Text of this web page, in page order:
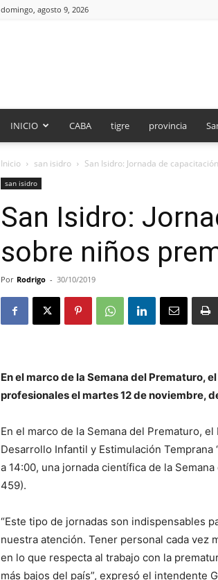
domingo, agosto 9, 2026
INICIO CABA tigre provincia
Inicio san isidro San Isidro: Jornada de
san isidro
San Isidro:
sobre niños
Por Rodrigo - 30/10/2019
En el marco de la Semana del Prematuro,
profesionales el martes 12 de noviembre,
En el marco de la Semana del Prematuro,
Desarrollo Infantil y Estimulación Temprana
a 14:00, una jornada científica de la
459).
“Este tipo de jornadas son indispensables
nuestra atención. Tener personal cada vez
en lo que respecta al trabajo con la
más bajos del país”, expresó el intendente